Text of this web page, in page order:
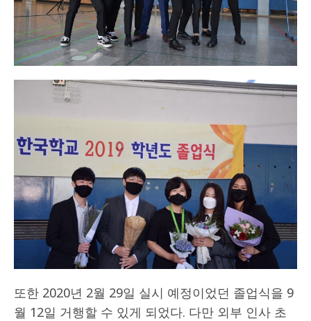
또한 2020년 2월 29일 실시 예정이었던 졸업식을 9
월 12일 거행할 수 있게 되었다. 다만 외부 인사 초